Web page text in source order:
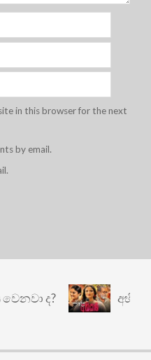
in this browser for the next
by email.
ද?